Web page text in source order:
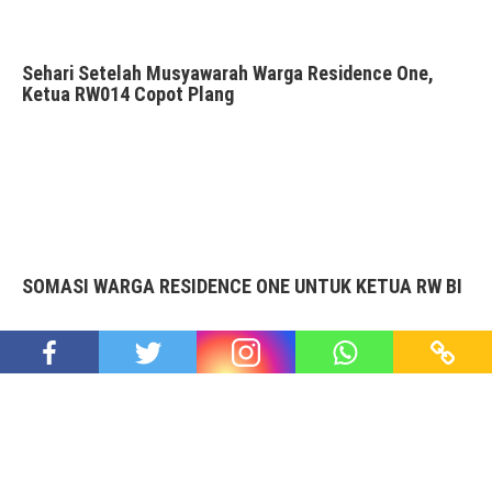
Sehari Setelah Musyawarah Warga Residence One,
Ketua RW014 Copot Plang
SOMASI WARGA RESIDENCE ONE UNTUK KETUA RW BI